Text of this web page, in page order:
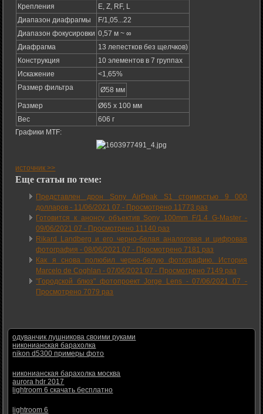
Крепления
E, Z, RF, L
Диапазон диафрагмы
F/1,05...22
Диапазон фокусировки 0,57 м ~ ∞
Диафрагма
13 лепестков без щелчков)
Конструкция
10 элементов в 7 группах
Искажение
<1,65%
Размер фильтра
Ø58 мм
Размер
Ø65 х 100 мм
Вес
606 г
Графики MTF:
источник >>
Еще статьи по теме:
Представлен дрон Sony AirPeak S1 стоимостью 9 000
долларов - 11/06/2021 07 - Просмотрено 11773 раз
Готовится к анонсу объектив Sony 100mm F/1.4 G-Master -
09/06/2021 07 - Просмотрено 11140 раз
Rikard Landberg и его черно-белая аналоговая и цифровая
фотография -08/06/2021 07 - Просмотрено 7181 раз
Как я снова полюбил черно-белую фотографию. История
Marcelo de Coghlan -07/06/2021 07 - Просмотрено 7149 раз
"Городской блюз" фотопроект Jorge Lens -07/06/2021 07 -
Просмотрено 7079 раз
одуванчик лушникова своими руками
никонианская барахолка
nikon d5300 примеры фото
никонианская барахолка москва
aurora hdr 2017
lightroom 6 скачать бесплатно
lightroom 6